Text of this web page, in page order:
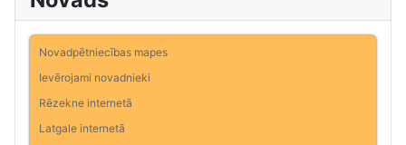
Novadpētniecības mapes
Ievērojami novadnieki
Rēzekne internetā
Latgale internetā